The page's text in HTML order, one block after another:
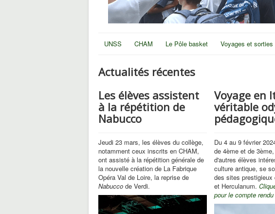
UNSS CHAM Le Pôle basket Voyages et sorties
Actualités récentes
Les élèves assistent
à la répétition de
Nabucco
Jeudi 23 mars, les élèves du collège,
notamment ceux inscrits en CHAM,
ont assisté à la répétition générale de
la nouvelle création de La Fabrique
Opéra Val de Loire, la reprise de
Nabucco de Verdi.
Voyage en
véritable
Du 4 au 9 février
de 4ème et de
d'autres élèves
culture antique, se
des sites prestigieux
et Herculanum.
pour le compte